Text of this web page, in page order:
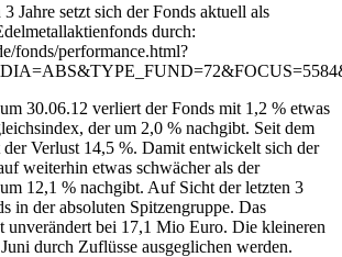
Jahre setzt sich der Fonds aktuell als
durch:
fonds/performance.html?
30.06.12 verliert der Fonds mit 1,2 % etwas
der um 2,0 % nachgibt. Seit dem
der Verlust 14,5 %. Damit entwickelt sich der
weiterhin etwas schwächer als der
12,1 % nachgibt. Auf Sicht der letzten 3
in der absoluten Spitzengruppe. Das
unverändert bei 17,1 Mio Euro. Die kleineren
durch Zuflüsse ausgeglichen werden.